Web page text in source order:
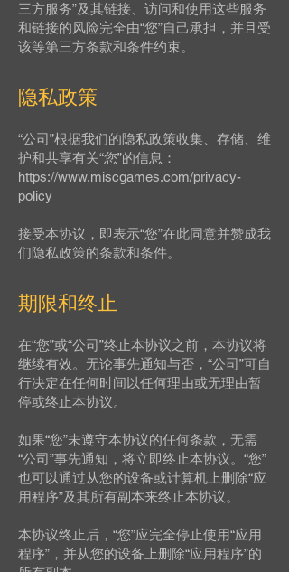
三方服务”及其链接、访问和使用这些服务
和链接的风险完全由“您”自己承担，并且受
该等第三方条款和条件约束。
隐私政策
“公司”根据我们的隐私政策收集、存储、维
护和共享有关“您”的信息：
https://www.miscgames.com/privacy-
policy
接受本协议，即表示“您”在此同意并赞成我
们隐私政策的条款和条件。
期限和终止
在“您”或“公司”终止本协议之前，本协议将
继续有效。无论事先通知与否，“公司”可自
行决定在任何时间以任何理由或无理由暂
停或终止本协议。
如果“您”未遵守本协议的任何条款，无需
“公司”事先通知，将立即终止本协议。“您”
也可以通过从您的设备或计算机上删除“应
用程序”及其所有副本来终止本协议。
本协议终止后，“您”应完全停止使用“应用
程序”，并从您的设备上删除“应用程序”的